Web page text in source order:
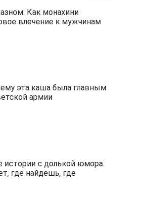
Как монахини
влечение к мужчинам
эта каша была главным
армии
истории с долькой юмора.
где найдешь, где